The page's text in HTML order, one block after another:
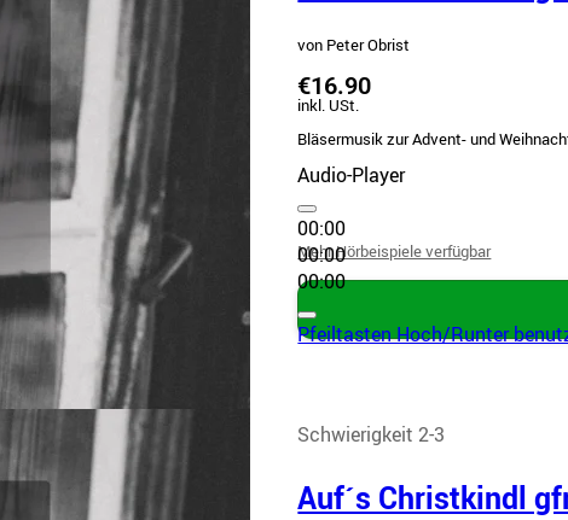
von Peter Obrist
€16.90
inkl. USt.
Bläsermusik zur Advent- und
Audio-Player
00:00
00:00
00:00
Pfeiltasten Hoch/Runter
Mehr Hörbeispiele verfügbar
Schwierigkeit 2-3
Auf´s Christkindl